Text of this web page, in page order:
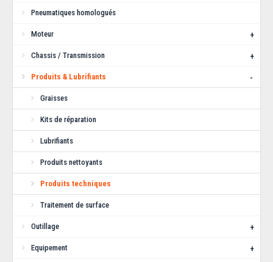
Nouveau liquide de frein OTK 5.1 (silicone) en bouteille de
500mlUtilisation exclusive recommandée s..
AJOUTER AU PANIER
Pneumatiques homologués
Moteur +
Chassis / Transmission +
Produits & Lubrifiants -
Graisses
Kits de réparation
Lubrifiants
Produits nettoyants
Produits techniques
Traitement de surface
Outillage +
Equipement +